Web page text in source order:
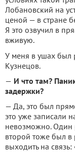
Лобановский на
ценой — в стране
Я это озвучил в
вживую.
У меня в ушах был
Кузнецов.
— И что там?
задержки?
— Да, это был
это уже записали
невозможно. Один
второй тоже был в
выходить на